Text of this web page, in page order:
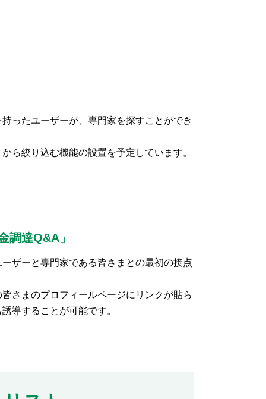
ったユーザーが、専門家を探すことができ
ら絞り込む機能の設置を予定しています。
調達Q&A」
ザーと専門家である皆さまとの最初の接点
さまのプロフィールページにリンクが貼ら
導することが可能です。